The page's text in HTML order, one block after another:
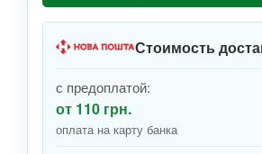
Стоимость
с предоплатой:
от 110 грн.
оплата на карту банка